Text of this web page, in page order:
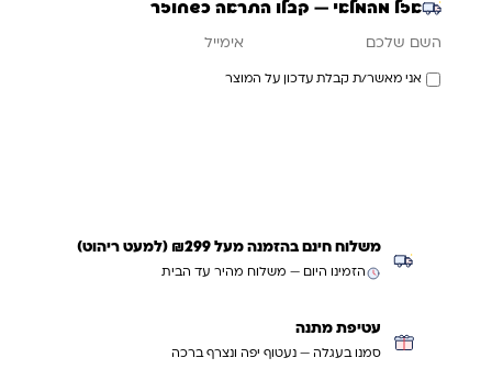
אזל מהמלאי — קבלו התראה כשחוזר
אני מאשר/ת קבלת עדכון על המוצר
משלוח חינם בהזמנה מעל ₪299 (למעט ריהוט)
הזמינו היום — משלוח מהיר עד הבית
עטיפת מתנה
סמנו בעגלה — נעטוף יפה ונצרף ברכה